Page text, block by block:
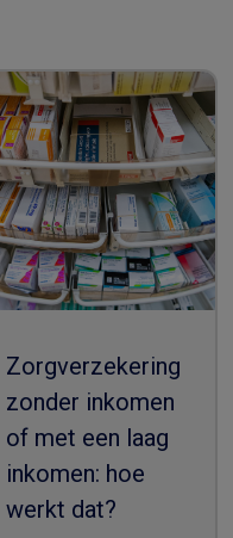
Zorgverzekering
zonder inkomen
of met een laag
inkomen: hoe
werkt dat?